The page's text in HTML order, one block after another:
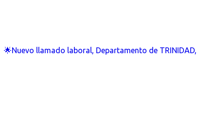
🌟Nuevo llamado laboral, Departamento de TRINIDAD,